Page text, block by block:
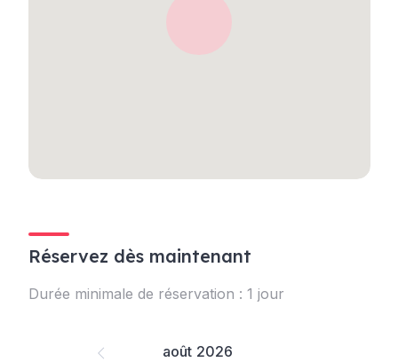
Réservez dès maintenant
Durée minimale de réservation : 1 jour
août